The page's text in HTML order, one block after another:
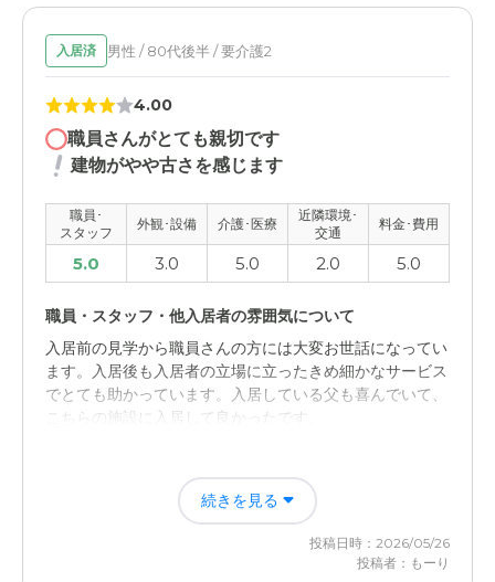
入居済 男性 / 80代後半 / 要介護2
4.00
職員さんがとても親切です
建物がやや古さを感じます
職員･
スタッフ
外観･設備 介護･医療
近隣環境･
交通
料金･費用
5.0 3.0 5.0 2.0 5.0
職員・スタッフ・他入居者の雰囲気について
入居前の見学から職員さんの方には大変お世話になってい
ます。入居後も入居者の立場に立ったきめ細かなサービス
でとても助かっています。入居している父も喜んでいて、
こちらの施設に入居して良かったです。
建物がやや古いです。老朽化しているというところまでは
いきませんが、リフォームしてもう少し綺麗な建物にして
続きを見る
投稿日時：2026/05/26
投稿者：もーり